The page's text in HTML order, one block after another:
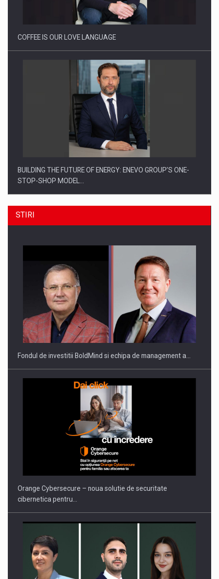
Investitii Digitalizare
COFFEE IS OUR LOVE LANGUAGE
BUILDING THE FUTURE OF ENERGY: ENEVO GROUP’S ONE-
STOP-SHOP MODEL…
ROOTED IN ROMANIA, BUILT TO DELIVER TECHNOLOGY FOR
THE…
PUTTING ROMANIAN CORPORATE COMPANIES ON THE
INTERNATIONAL BUSINESS SCENE
STIRI
Fondul de investitii BoldMind si echipa de management a…
Orange Cybersecure – noua solutie de securitate
cibernetica pentru…